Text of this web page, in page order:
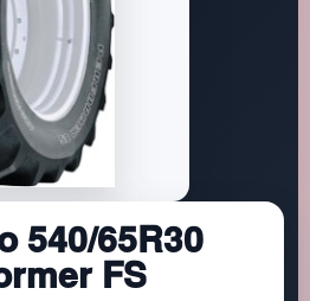
540/65R30
FS